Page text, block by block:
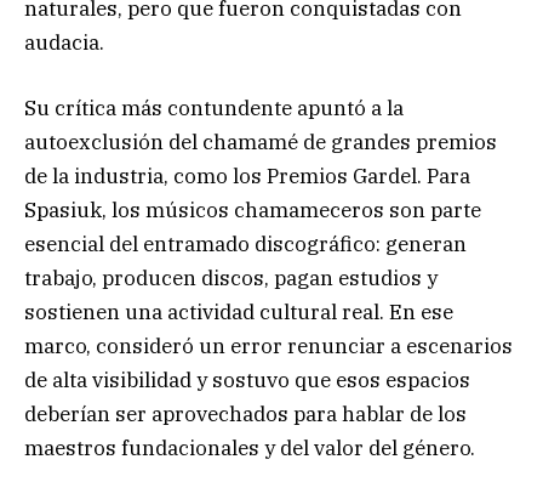
naturales, pero que fueron conquistadas con
audacia.
Su crítica más contundente apuntó a la
autoexclusión del chamamé de grandes premios
de la industria, como los Premios Gardel. Para
Spasiuk, los músicos chamameceros son parte
esencial del entramado discográfico: generan
trabajo, producen discos, pagan estudios y
sostienen una actividad cultural real. En ese
marco, consideró un error renunciar a escenarios
de alta visibilidad y sostuvo que esos espacios
deberían ser aprovechados para hablar de los
maestros fundacionales y del valor del género.